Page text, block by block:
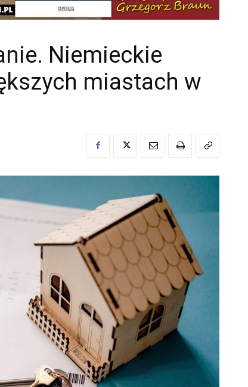
Niemieckie
miastach w